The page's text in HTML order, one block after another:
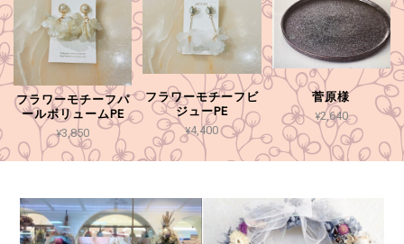
フラワーモチーフパ
ールボリュームPE
¥3,850
フラワーモチーフビ
ジューPE
¥4,400
菅原様
¥2,640